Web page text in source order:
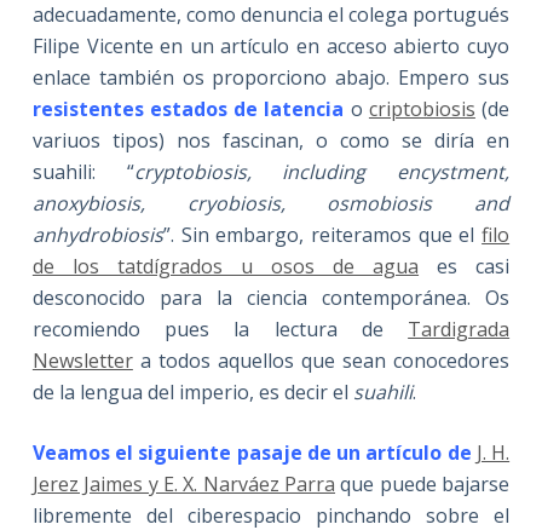
adecuadamente, como denuncia el colega portugués
Filipe Vicente en un artículo en acceso abierto cuyo
enlace también os proporciono abajo. Empero sus
resistentes estados de latencia o criptobiosis (de
variuos tipos) nos fascinan, o como se diría en
suahili: “cryptobiosis, including encystment,
anoxybiosis, cryobiosis, osmobiosis and
anhydrobiosis”. Sin embargo, reiteramos que elfilo
de los tatdígrados u osos de agua es casi
desconocido para la ciencia contemporánea. Os
recomiendo pues la lectura de Tardigrada
Newslettera todos aquellos que sean conocedores
de la lengua del imperio, es decir el suahili.
Veamos el siguiente pasaje de un artículo de J. H.
Jerez Jaimes y E. X. Narváez Parra que puede bajarse
libremente del ciberespacio pinchando sobre el